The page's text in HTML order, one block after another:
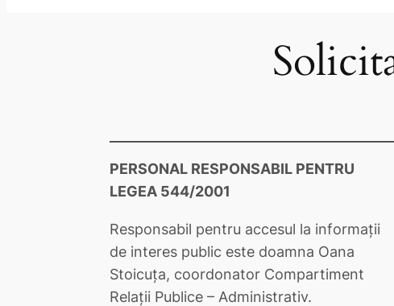
PERSONAL RESPONSABIL PENTRU
LEGEA 544/2001
Responsabil pentru accesul la informații
de interes public este doamna Oana
Stoicuţa, coordonator Compartiment
Relații Publice – Administrativ.